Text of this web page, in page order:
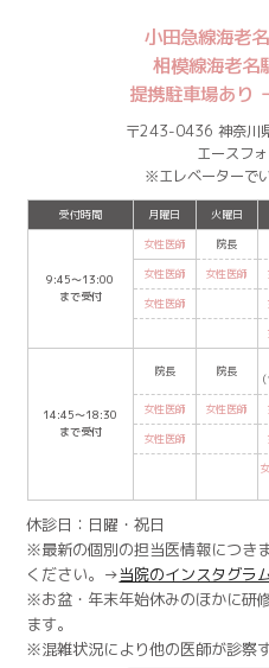
小田急線海老
相模線海老名
提携駐車場あり
〒243-0436 神奈川
エースフ
※エレベーターで
受付時間 月曜日 火曜日
9:45〜13:00
まで受付
女性医師 院長
女性医師
女性医師
女性医師
14:45〜18:30
まで受付
院長 院長
女性医師 女性医師
女性医師
休診日：日曜・祝日
※最新の個別の担当医情報につき
ください。→当院のインスタグラ
※お盆・年末年始休みのほかに研
ます。
※混雑状況により他の医師が診察